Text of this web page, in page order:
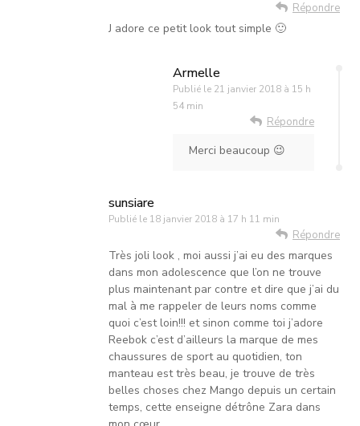
Répondre
J adore ce petit look tout simple 🙂
Armelle
Publié le 21 janvier 2018 à 15 h
54 min
Répondre
Merci beaucoup 😉
sunsiare
Publié le 18 janvier 2018 à 17 h 11 min
Répondre
Très joli look , moi aussi j’ai eu des marques
dans mon adolescence que l’on ne trouve
plus maintenant par contre et dire que j’ai du
mal à me rappeler de leurs noms comme
quoi c’est loin!!! et sinon comme toi j’adore
Reebok c’est d’ailleurs la marque de mes
chaussures de sport au quotidien, ton
manteau est très beau, je trouve de très
belles choses chez Mango depuis un certain
temps, cette enseigne détrône Zara dans